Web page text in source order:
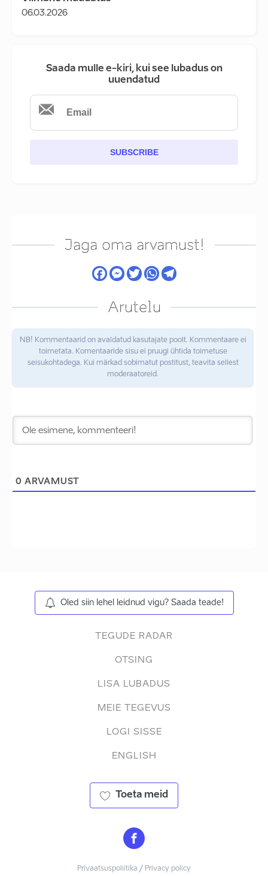
06.03.2026
Saada mulle e-kiri, kui see lubadus on
uuendatud
SUBSCRIBE
Jaga oma arvamust!
Arutelu
NB! Kommentaarid on avaldatud kasutajate poolt. Kommentaare ei
toimetata. Komentaaride sisu ei pruugi ühtida toimetuse
seisukohtadega. Kui märkad sobimatut postitust, teavita sellest
moderaatoreid.
0 ARVAMUST
Oled siin lehel leidnud vigu? Saada teade!
TEGUDE RADAR
OTSING
LISA LUBADUS
MEIE TEGEVUS
LOGI SISSE
ENGLISH
Toeta meid
Privaatsuspoliitika / Privacy policy